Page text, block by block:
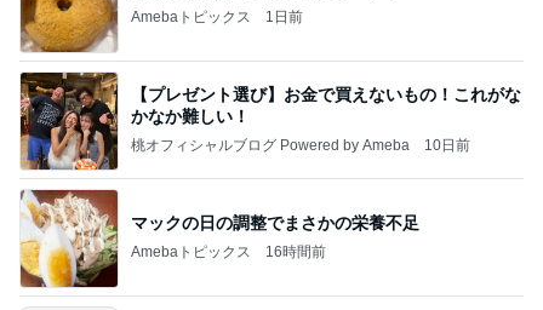
Amebaトピックス 1日前
【プレゼント選び】お金で買えないもの！これがな
かなか難しい！
桃オフィシャルブログ Powered by Ameba 10日前
マックの日の調整でまさかの栄養不足
Amebaトピックス 16時間前